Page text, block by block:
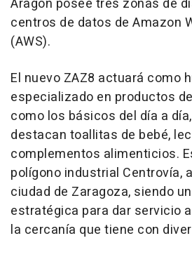
Aragón posee tres zonas de
centros de datos de Amazon
(AWS).
El nuevo ZAZ8 actuará como
especializado en productos
como los básicos del día a
destacan toallitas de bebé,
complementos alimenticios.
polígono industrial Centrovía,
ciudad de Zaragoza, siendo
estratégica para dar servicio
la cercanía que tiene con